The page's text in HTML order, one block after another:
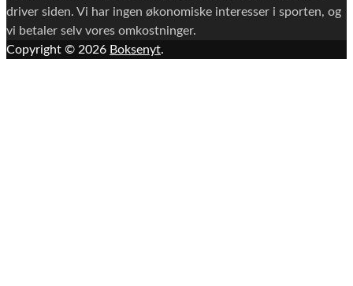
driver siden. Vi har ingen økonomiske interesser i sporten, og
vi betaler selv vores omkostninger.
Copyright © 2026 Boksenyt.